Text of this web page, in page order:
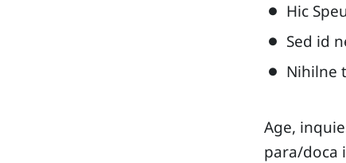
Hic
Sed id
Nihilne
Age,
para/doca